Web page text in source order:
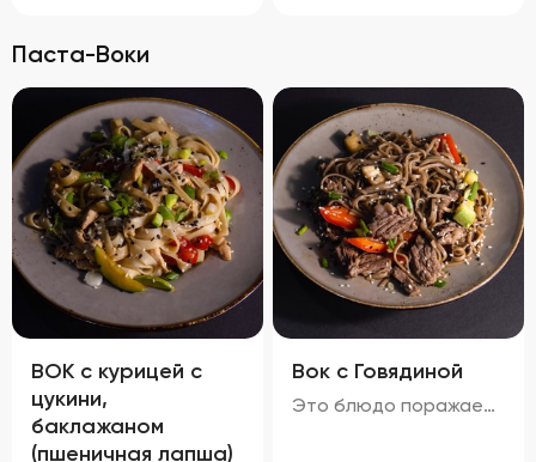
Паста-Воки
ВОК с курицей с
цукини,
баклажаном
(пшеничная лапша)
Вок с Говядиной
Это блюдо поражает своими яркими красками и аппетитным видом. Говядина равномерно обжарена до золотистой корочки, а овощи сохраняют свою свежесть и привлекательность. Мягкая, но не переваренная лапша служит идеальной основой для сочетания всех ингредиентов. Кинза и кунжут добавляют завершающий штрих, делая блюдо еще более соблазнительным. Вкус вок с говядиной богат и сбалансирован. Мясо источает насыщенный аромат, болгарский перец привносит сладкие нотки, а устричный и соевый соусы добавляют пикантности. Свежий вкус кинзы подчеркивает гармонию всех компонентов. Аромат блюда завораживает, наполняя пространство нотками чеснока и жареного мяса. Консистенция блюда тоже радует: говядина нежная и сочная, овощи слегка хрустят, а лапша мягкая и эластичная. Цукини сохраняют свою форму и текстуру, добавляя блюду дополнительный объем и разнообразие.